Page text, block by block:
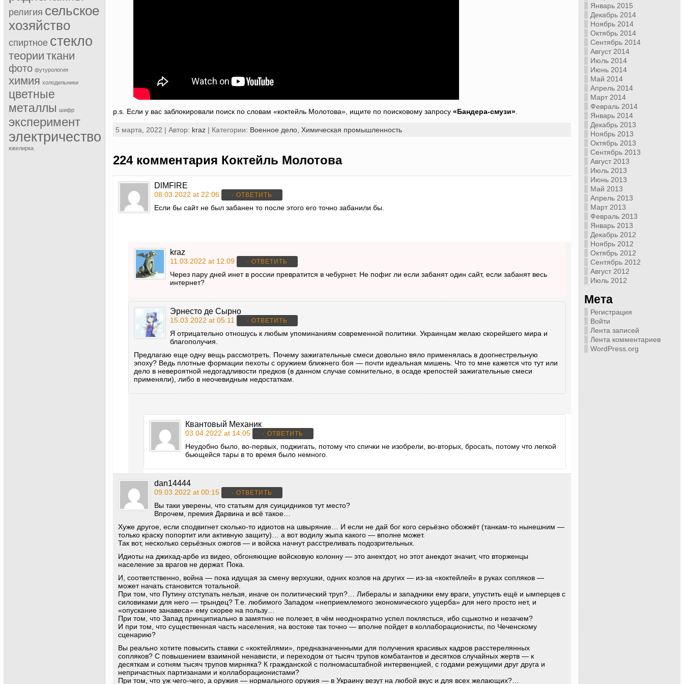
религия сельское
хозяйство
спиртное стекло
теории ткани
фото футурология
химия холодильники
цветные
металлы шифр
эксперимент
электричество
ювелирка
p.s. Если у вас заблокировали поиск по словам «коктейль Молотова», ищите по поисковому запросу «Бандера-смузи».
5 марта, 2022 | Автор: kraz| Категории: Военное дело, Химическая промышленность
224 комментария Коктейль Молотова
DlMFlRE
08.03.2022 at 22:06 · ОТВЕТИТЬ
Если бы сайт не был забанен то после этого его точно забанили бы.
kraz
11.03.2022 at 12:09 · ОТВЕТИТЬ
Через пару дней инет в россии превратится в чебурнет. Не пофиг ли если забанят один сайт, если забанят весь
интернет?
Эрнесто де Сырно
15.03.2022 at 05:11 · ОТВЕТИТЬ
Я отрицательно отношусь к любым упоминаниям современной политики. Украинцам желаю скорейшего мира и
благополучия.
Предлагаю еще одну вещь рассмотреть. Почему зажигательные смеси довольно вяло применялась в доогнестрельную
эпоху? Ведь плотные формации пехоты с оружием ближнего боя — почти идеальная мишень. Что то мне кажется что тут или
дело в невероятной недогадливости предков (в данном случае сомнительно, в осаде крепостей зажигательные смеси
применяли), либо в неочевидным недостаткам.
Квантовый Механик
03.04.2022 at 14:05 · ОТВЕТИТЬ
Неудобно было, во-первых, поджигать, потому что спички не изобрели, во-вторых, бросать, потому что легкой
бьющейся тары в то время было немного.
dan14444
09.03.2022 at 00:15 · ОТВЕТИТЬ
Вы таки уверены, что статьям для суицидников тут место?
Впрочем, премия Дарвина и всё такое…
Хуже другое, если сподвигнет сколько-то идиотов на швыряние… И если не дай бог кого серьёзно обожжёт (танкам-то нынешним —
только краску попортит или активную защиту)… а вот водилу жыпа какого — вполне может.
Так вот, несколько серьёзных ожогов — и войска начнут расстреливать подозрительных.
Идиоты на джихад-арбе из видео, обгоняющие войсковую колонну — это анектдот, но этот анекдот значит, что вторженцы
население за врагов не держат. Пока.
И, соответственно, война — пока идущая за смену верхушки, одних козлов на других — из-за «коктейлей» в руках сопляков —
может начать становится тотальной.
При том, что Путину отступать нельзя, иначе он политический труп?… Либералы и западники ему враги, упустить ещё и ымперцев с
силовиками для него — трындец? Т.е. любимого Западом «неприемлемого экономического ущерба» для него просто нет, и
«опускание занавеса» ему скорее на пользу…
При том, что Запад принципиально в замятню не полезет, в чём неоднократно успел поклясться, ибо сцыкотно и незачем?
И при том, что существенная часть населения, на востоке так точно — вполне пойдет в коллаборационисты, по Чеченскому
сценарию?
Вы реально хотите повысить ставки с «коктейлями», предназначенными для получения красивых кадров расстерелянных
сопляков? С повышением взаимной ненависти, и переходом от тысяч трупов комбатантов и десятков случайных жертв — к
десяткам и сотням тысяч трупов мирняка? К гражданской с полномасштабной интервенцией, с годами режущими друг друга и
непричастных партизанами и коллаборационистами?
При том, что уж чего-чего, а оружия — нормального оружия — в Украину везут на любой вкус и для всех желающих?…
Январь 2015
Декабрь 2014
Ноябрь 2014
Октябрь 2014
Сентябрь 2014
Август 2014
Июль 2014
Июнь 2014
Май 2014
Апрель 2014
Март 2014
Февраль 2014
Январь 2014
Декабрь 2013
Ноябрь 2013
Октябрь 2013
Сентябрь 2013
Август 2013
Июль 2013
Июнь 2013
Май 2013
Апрель 2013
Март 2013
Февраль 2013
Январь 2013
Декабрь 2012
Ноябрь 2012
Октябрь 2012
Сентябрь 2012
Август 2012
Июль 2012
Мета
Регистрация
Войти
Лента записей
Лента комментариев
WordPress.org